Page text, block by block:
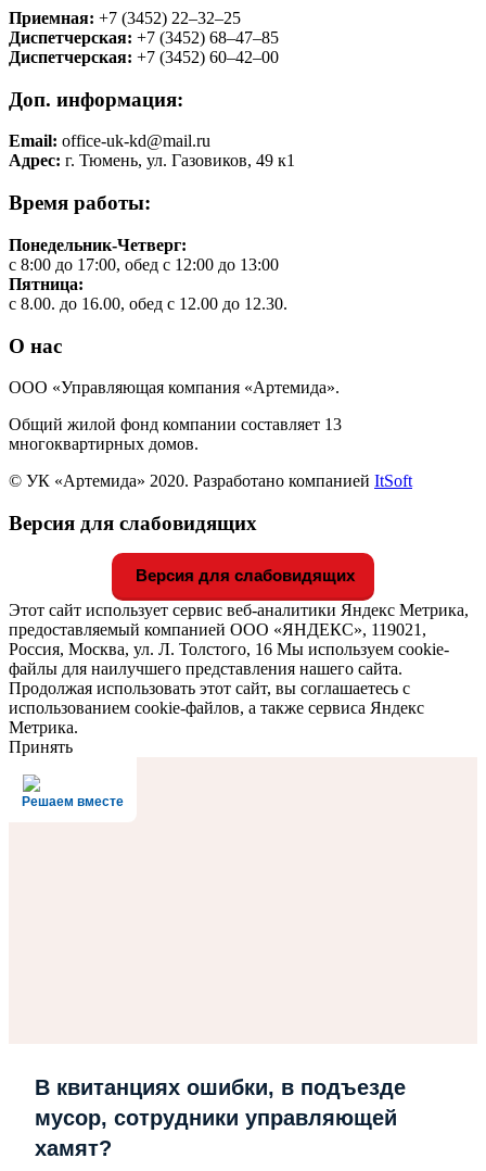
Приемная: +7 (3452) 22‒32‒25
Диспетчерская: +7 (3452) 68‒47‒85
Диспетчерская: +7 (3452) 60‒42‒00
Доп. информация:
Email: office-uk-kd@mail.ru
Адрес: г. Тюмень, ул. Газовиков, 49 к1
Время работы:
Понедельник-Четверг:
с 8:00 до 17:00, обед с 12:00 до 13:00
Пятница:
с 8.00. до 16.00, обед с 12.00 до 12.30.
О нас
ООО «Управляющая компания «Артемида».
Общий жилой фонд компании составляет 13
многоквартирных домов.
© УК «Артемида» 2020. Разработано компанией ItSoft
Версия для слабовидящих
Версия для слабовидящих
Этот сайт использует сервис веб-аналитики Яндекс Метрика,
предоставляемый компанией ООО «ЯНДЕКС», 119021,
Россия, Москва, ул. Л. Толстого, 16 Мы используем cookie-
файлы для наилучшего представления нашего сайта.
Продолжая использовать этот сайт, вы соглашаетесь с
использованием cookie-файлов, а также сервиса Яндекс
Метрика.
Принять
Решаем вместе
В квитанциях ошибки, в подъезде
мусор, сотрудники управляющей
хамят?